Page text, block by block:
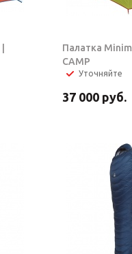
Палатка
CAMP
Уточняйте
37 000 руб.